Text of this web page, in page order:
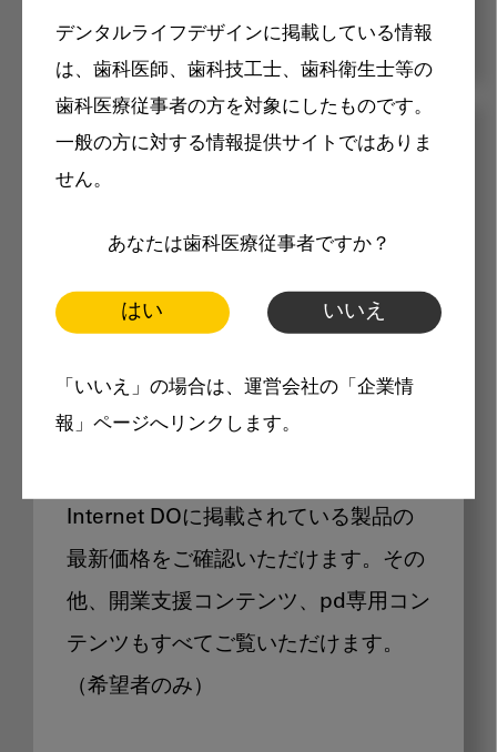
デンタルライフデザインに掲載している情報
は、歯科医師、歯科技工士、歯科衛生士等の
歯科医療従事者の方を対象にしたものです。
一般の方に対する情報提供サイトではありま
せん。
あなたは歯科医療従事者ですか？
はい いいえ
「いいえ」の場合は、運営会社の「企業情
報」ページへリンクします。
メリット
製品価格も閲覧可能
Internet DOに掲載されている製品の
最新価格をご確認いただけます。その
他、開業支援コンテンツ、pd専用コン
テンツもすべてご覧いただけます。
（希望者のみ）